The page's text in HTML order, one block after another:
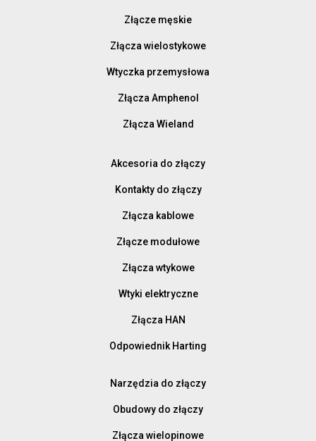
Złącze męskie
Złącza wielostykowe
Wtyczka przemysłowa
Złącza Amphenol
Złącza Wieland
Akcesoria do złączy
Kontakty do złączy
Złącza kablowe
Złącze modułowe
Złącza wtykowe
Wtyki elektryczne
Złącza HAN
Odpowiednik Harting
Narzędzia do złączy
Obudowy do złączy
Złącza wielopinowe